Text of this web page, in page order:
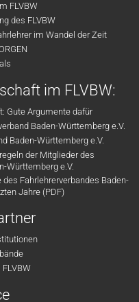
FLVBW
des FLVBW
im Wandel der Zeit
im FLVBW:
Gute Argumente dafür
Baden-Württemberg e.V.
Baden-Württemberg e.V.
der Mitglieder des
Württemberg e.V.
Fahrlehrerverbandes Baden-
Jahre (PDF)